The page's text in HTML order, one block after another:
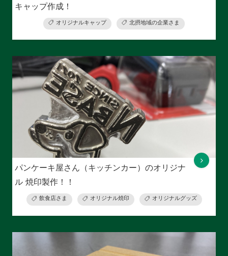
キャップ作成！
オリジナルキャップ 北摂地域の企業さま
パンケーキ屋さん（キッチンカー）のオリジナ
ル 焼印製作！！
飲食店さま オリジナル焼印 オリジナルグッズ